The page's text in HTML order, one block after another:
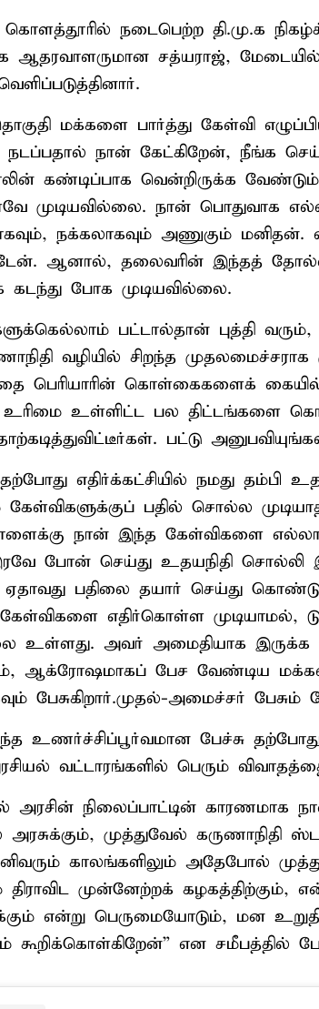
நடைபெற்ற தி.மு.க
ஆதரவாளருமான சத்யராஜ்,
மக்களை பார்த்து கேள்வி
நடப்பதால் நான் கேட்கிறேன், நீங்க
கண்டிப்பாக வென்றிருக்க
முடியவில்லை. நான் பொதுவாக
நக்கலாகவும் அணுகும் மனிதன்.
ஆனால், தலைவரின் இந்தத்
கடந்து போக முடியவில்லை.
பட்டால்தான் புத்தி
வழியில் சிறந்த முதலமைச்சராக
பெரியாரின் கொள்கைகளைக்
உள்ளிட்ட பல திட்டங்களை
பட்டு
எதிர்க்கட்சியில் நமது தம்பி
பதில் சொல்ல
நாளைக்கு நான் இந்த கேள்விகளை
போன் செய்து உதயநிதி சொல்லி
பதிலை தயார் செய்து கொண்டு
எதிர்கொள்ள முடியாமல்,
உள்ளது. அவர் அமைதியாக இருக்க
ஆக்ரோஷமாகப் பேச வேண்டிய
பேசுகிறார்.முதல்-அமைச்சர் பேசும்
உணர்ச்சிப்பூர்வமான பேச்சு
வட்டாரங்களில் பெரும்
அரசின் நிலைப்பாட்டின்
அரசுக்கும், முத்துவேல் கருணாநிதி
காலங்களிலும் அதேபோல்
திராவிட முன்னேற்றக்
என்று பெருமையோடும், மன
கூறிக்கொள்கிறேன்” என சமீபத்தில்